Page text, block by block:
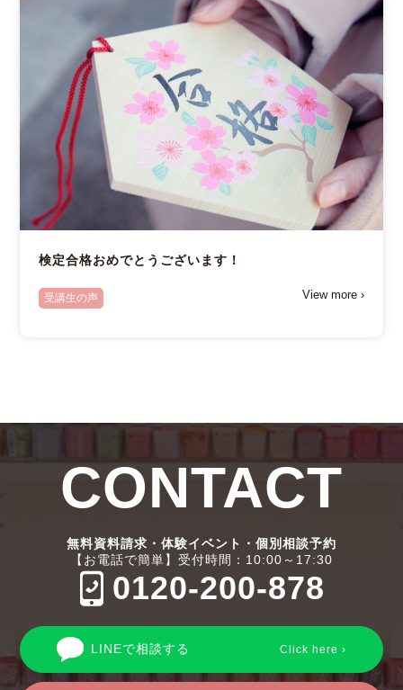
検定合格おめでとうございます！
受講生の声 View more ›
CONTACT
無料資料請求・体験イベント・個別相談予約
【お電話で簡単】受付時間：10:00～17:30
0120-200-878
LINEで相談する Click here ›